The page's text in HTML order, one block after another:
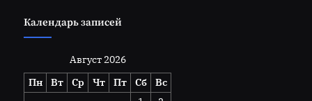
Календарь записей
Август 2026
Пн
Вт Ср Чт Пт Сб
Вс